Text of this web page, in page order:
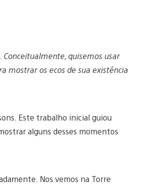
quisemos usar
mostrar os ecos de sua existência
Este trabalho inicial guiou
alguns desses momentos
Nos vemos na Torre